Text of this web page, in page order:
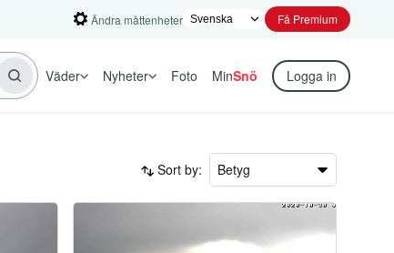
Ändra måttenheter Få Premium
Väder Nyheter Foto MinSnö Logga in
Sort by: Betyg